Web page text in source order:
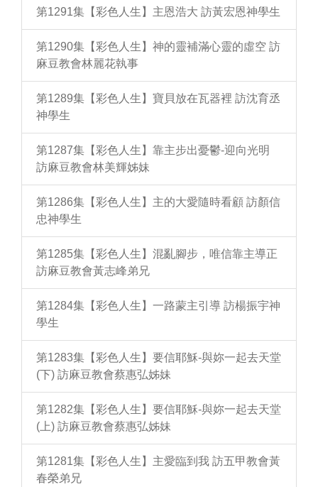
第1291集【彩色人生】主恩浩大 訪黃宏恩神學生
第1290集【彩色人生】神的靈補滿心靈的虛空 訪
麻豆教會林麗花執事
第1289集【彩色人生】寶貝放在瓦器裡 訪沈育丞
神學生
第1287集【彩色人生】靠主步出憂鬱-迎向光明
訪麻豆教會林美輝姊妹
第1286集【彩色人生】主的大愛隨時看顧 訪顏信
忠神學生
第1285集【彩色人生】混亂腳步，唯信靠主導正
訪麻豆教會黃志峰弟兄
第1284集【彩色人生】一路蒙主引導 訪楊振宇神
學生
第1283集【彩色人生】要信耶穌-與妳一起去天堂
(下) 訪麻豆教會蔡惠弘姊妹
第1282集【彩色人生】要信耶穌-與妳一起去天堂
(上) 訪麻豆教會蔡惠弘姊妹
第1281集【彩色人生】主愛臨到我 訪五甲教會黃
春榮弟兄